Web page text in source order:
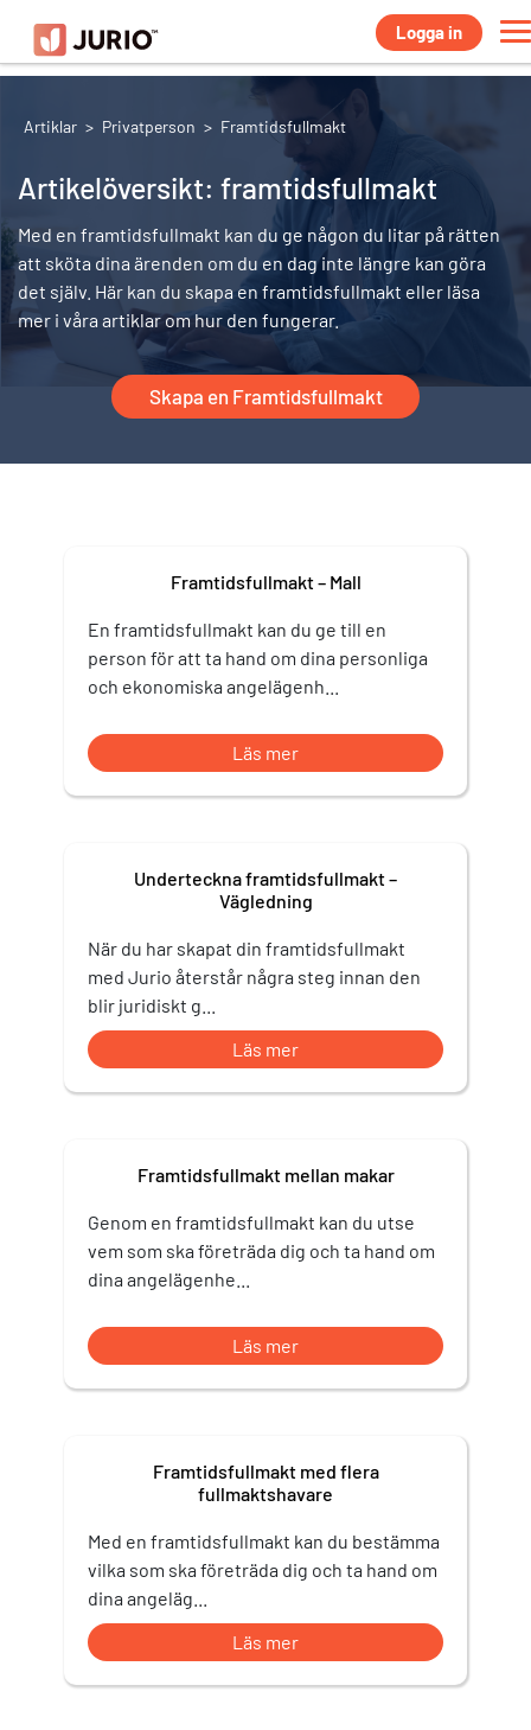
Logga in
Artiklar > Privatperson > Framtidsfullmakt
Artikelöversikt: framtidsfullmakt
Med en framtidsfullmakt kan du ge någon du litar på rätten
att sköta dina ärenden om du en dag inte längre kan göra
det själv. Här kan du skapa en framtidsfullmakt eller läsa
mer i våra artiklar om hur den fungerar.
Skapa en Framtidsfullmakt
Framtidsfullmakt – Mall
En framtidsfullmakt kan du ge till en
person för att ta hand om dina personliga
och ekonomiska angelägenh...
Läs mer
Underteckna framtidsfullmakt –
Vägledning
När du har skapat din framtidsfullmakt
med Jurio återstår några steg innan den
blir juridiskt g...
Läs mer
Framtidsfullmakt mellan makar
Genom en framtidsfullmakt kan du utse
vem som ska företräda dig och ta hand om
dina angelägenhe...
Läs mer
Framtidsfullmakt med flera
fullmaktshavare
Med en framtidsfullmakt kan du bestämma
vilka som ska företräda dig och ta hand om
dina angeläg...
Läs mer